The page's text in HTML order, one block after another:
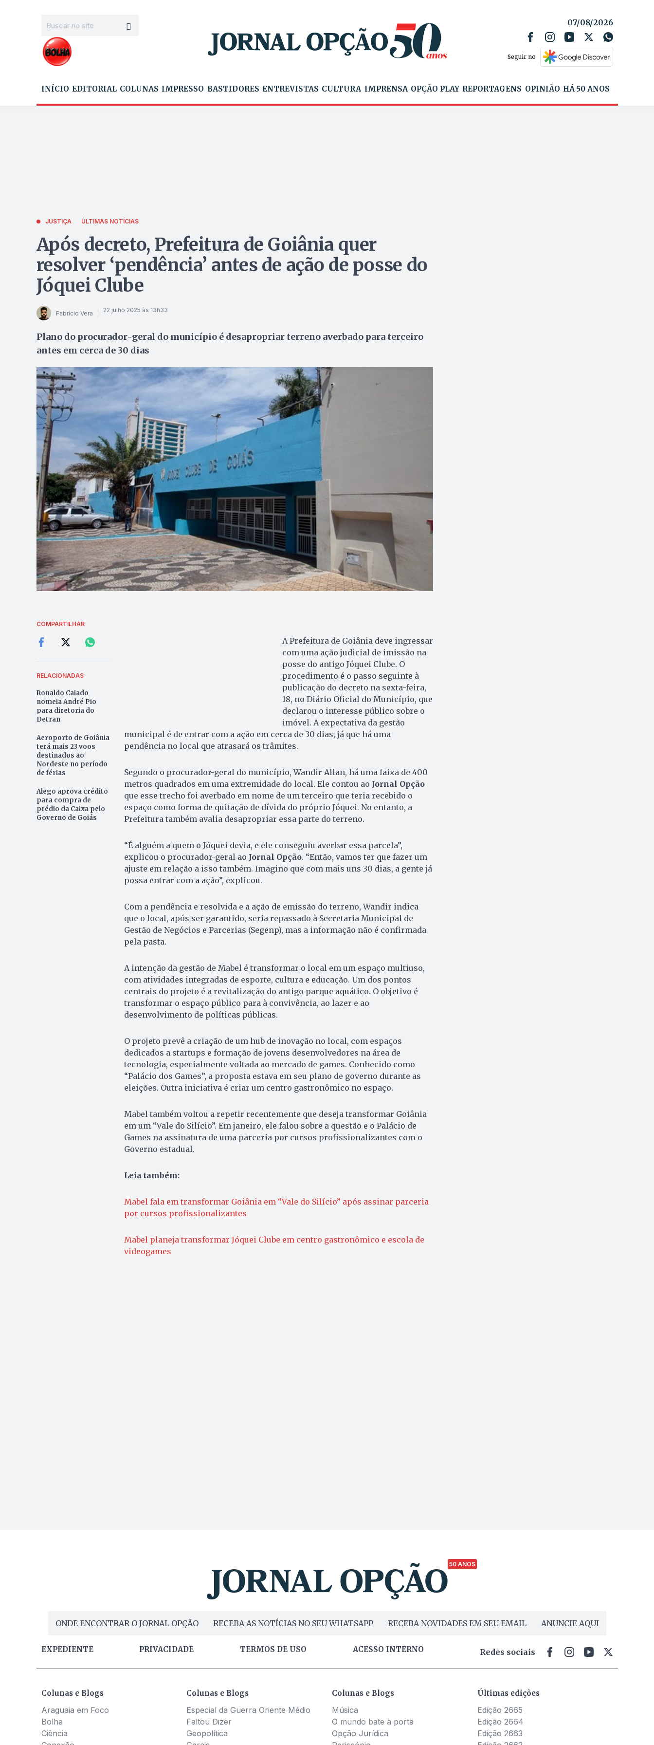
07/08/2026
Seguir no
INÍCIO EDITORIAL COLUNAS IMPRESSO BASTIDORES ENTREVISTAS CULTURA IMPRENSA OPÇÃO PLAY REPORTAGENS OPINIÃO HÁ 50 ANOS
JUSTIÇA ÚLTIMAS NOTÍCIAS
Após decreto, Prefeitura de Goiânia quer
resolver ‘pendência’ antes de ação de posse do
Jóquei Clube
Fabrício Vera 22 julho 2025 às 13h33
Plano do procurador-geral do município é desapropriar terreno averbado para terceiro
antes em cerca de 30 dias
COMPARTILHAR
RELACIONADAS
Ronaldo Caiado
nomeia André Pio
para diretoria do
Detran
Aeroporto de Goiânia
terá mais 23 voos
destinados ao
Nordeste no período
de férias
Alego aprova crédito
para compra de
prédio da Caixa pelo
Governo de Goiás
A Prefeitura de Goiânia deve ingressar
com uma ação judicial de imissão na
posse do antigo Jóquei Clube. O
procedimento é o passo seguinte à
publicação do decreto na sexta-feira,
18, no Diário Oficial do Município, que
declarou o interesse público sobre o
imóvel. A expectativa da gestão
municipal é de entrar com a ação em cerca de 30 dias, já que há uma
pendência no local que atrasará os trâmites.
Segundo o procurador-geral do município, Wandir Allan, há uma faixa de 400
metros quadrados em uma extremidade do local. Ele contou ao Jornal Opção
que esse trecho foi averbado em nome de um terceiro que teria recebido o
espaço como forma de quitação de dívida do próprio Jóquei. No entanto, a
Prefeitura também avalia desapropriar essa parte do terreno.
“É alguém a quem o Jóquei devia, e ele conseguiu averbar essa parcela”,
explicou o procurador-geral ao Jornal Opção. “Então, vamos ter que fazer um
ajuste em relação a isso também. Imagino que com mais uns 30 dias, a gente já
possa entrar com a ação”, explicou.
Com a pendência e resolvida e a ação de emissão do terreno, Wandir indica
que o local, após ser garantido, seria repassado à Secretaria Municipal de
Gestão de Negócios e Parcerias (Segenp), mas a informação não é confirmada
pela pasta.
A intenção da gestão de Mabel é transformar o local em um espaço multiuso,
com atividades integradas de esporte, cultura e educação. Um dos pontos
centrais do projeto é a revitalização do antigo parque aquático. O objetivo é
transformar o espaço público para à convivência, ao lazer e ao
desenvolvimento de políticas públicas.
O projeto prevê a criação de um hub de inovação no local, com espaços
dedicados a startups e formação de jovens desenvolvedores na área de
tecnologia, especialmente voltada ao mercado de games. Conhecido como
“Palácio dos Games”, a proposta estava em seu plano de governo durante as
eleições. Outra iniciativa é criar um centro gastronômico no espaço.
Mabel também voltou a repetir recentemente que deseja transformar Goiânia
em um “Vale do Silício”. Em janeiro, ele falou sobre a questão e o Palácio de
Games na assinatura de uma parceria por cursos profissionalizantes com o
Governo estadual.
Leia também:
Mabel fala em transformar Goiânia em “Vale do Silício” após assinar parceria
por cursos profissionalizantes
Mabel planeja transformar Jóquei Clube em centro gastronômico e escola de
videogames
50 ANOS
ONDE ENCONTRAR O JORNAL OPÇÃO RECEBA AS NOTÍCIAS NO SEU WHATSAPP RECEBA NOVIDADES EM SEU EMAIL ANUNCIE AQUI
EXPEDIENTE PRIVACIDADE TERMOS DE USO ACESSO INTERNO Redes sociais
Colunas e Blogs
Araguaia em Foco
Bolha
Ciência
Colunas e Blogs
Especial da Guerra Oriente Médio
Faltou Dizer
Geopolítica
Colunas e Blogs
Música
O mundo bate à porta
Opção Jurídica
Últimas edições
Edição 2665
Edição 2664
Edição 2663